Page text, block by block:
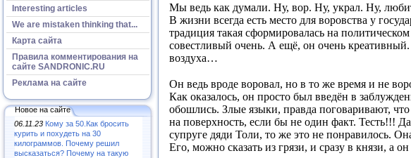
Interesting articles
We are mistaken thinking that...
Карта сайта
Правила комментирования на
сайте SANDRONIC.RU
Реклама на сайте
Новое на сайте
06.11.23 Кому за 50.Как бросить
курить и похудеть на 30
килограммов. Почему решил
высказаться? Почему на такую
Мы ведь как думали. Ну, вор. Ну, украл. Ну,
В жизни всегда есть место для воровства у
традиция такая сформировалась на
совестливый очень. А ещё, он очень
воздуха…
Он ведь вроде воровал, но в то же время и не
Как оказалось, он просто был введён в
обошлись. Злые языки, правда поговаривают,
на поверхность, если бы не один факт. Тесть!!!
супруге дяди Толи, то же это не понравилось.
Его, можно сказать из грязи, и сразу в князи, а